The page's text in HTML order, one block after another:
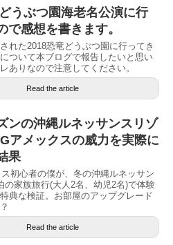
うぶつ園海老名公演に行
で感想を書きます。
れた2018恐竜どうぶつ園に行ってき
ついて本ブログで報告したいと思い
ありなので注意してください。
Read the article
ンの沖縄ルネッサンスリゾ
アメックスの威力を実際に
果
初心者の僕が、冬の沖縄ルネッサン
の家族旅行(大人2名、幼児2名)で体験
典な検証。お部屋のアップグレード
Read the article